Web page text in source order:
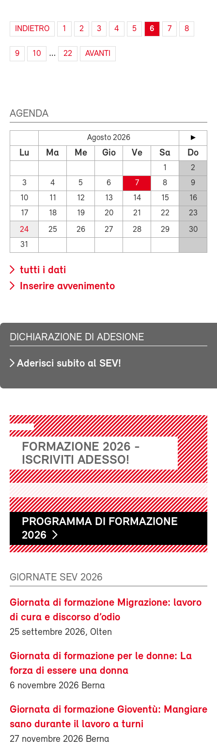
INDIETRO 1 2 3 4 5 6 7 8
9 10 … 22 AVANTI
AGENDA
Agosto 2026
Lu Ma Me Gio Ve Sa Do
1
2
3
4 5 6 7 8
9
10
11 12 13 14 15
16
17
18 19 20 21 22
23
24
25 26 27 28 29
30
31
tutti i dati
Inserire avvenimento
DICHIARAZIONE DI ADESIONE
Aderisci subito al SEV!
FORMAZIONE 2026 -
ISCRIVITI ADESSO!
PROGRAMMA DI FORMAZIONE
2026
GIORNATE SEV 2026
Giornata di formazione Migrazione: lavoro
di cura e discorso d’odio
25 settembre 2026, Olten
Giornata di formazione per le donne: La
forza di essere una donna
6 novembre 2026 Berna
Giornata di formazione Gioventù: Mangiare
sano durante il lavoro a turni
27 novembre 2026 Berna